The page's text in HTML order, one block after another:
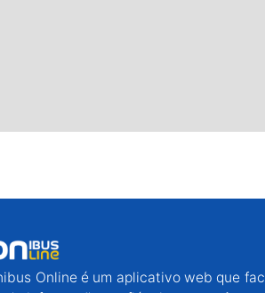
Online é um aplicativo web que